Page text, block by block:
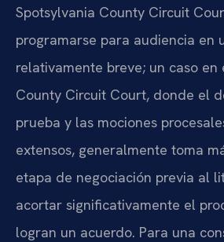
Spotsylvania County Circuit
programarse para audiencia en
relativamente breve; un caso en
County Circuit Court, donde el
prueba y las mociones
extensos, generalmente toma
etapa de negociación previa al
acortar significativamente el
logran un acuerdo. Para una